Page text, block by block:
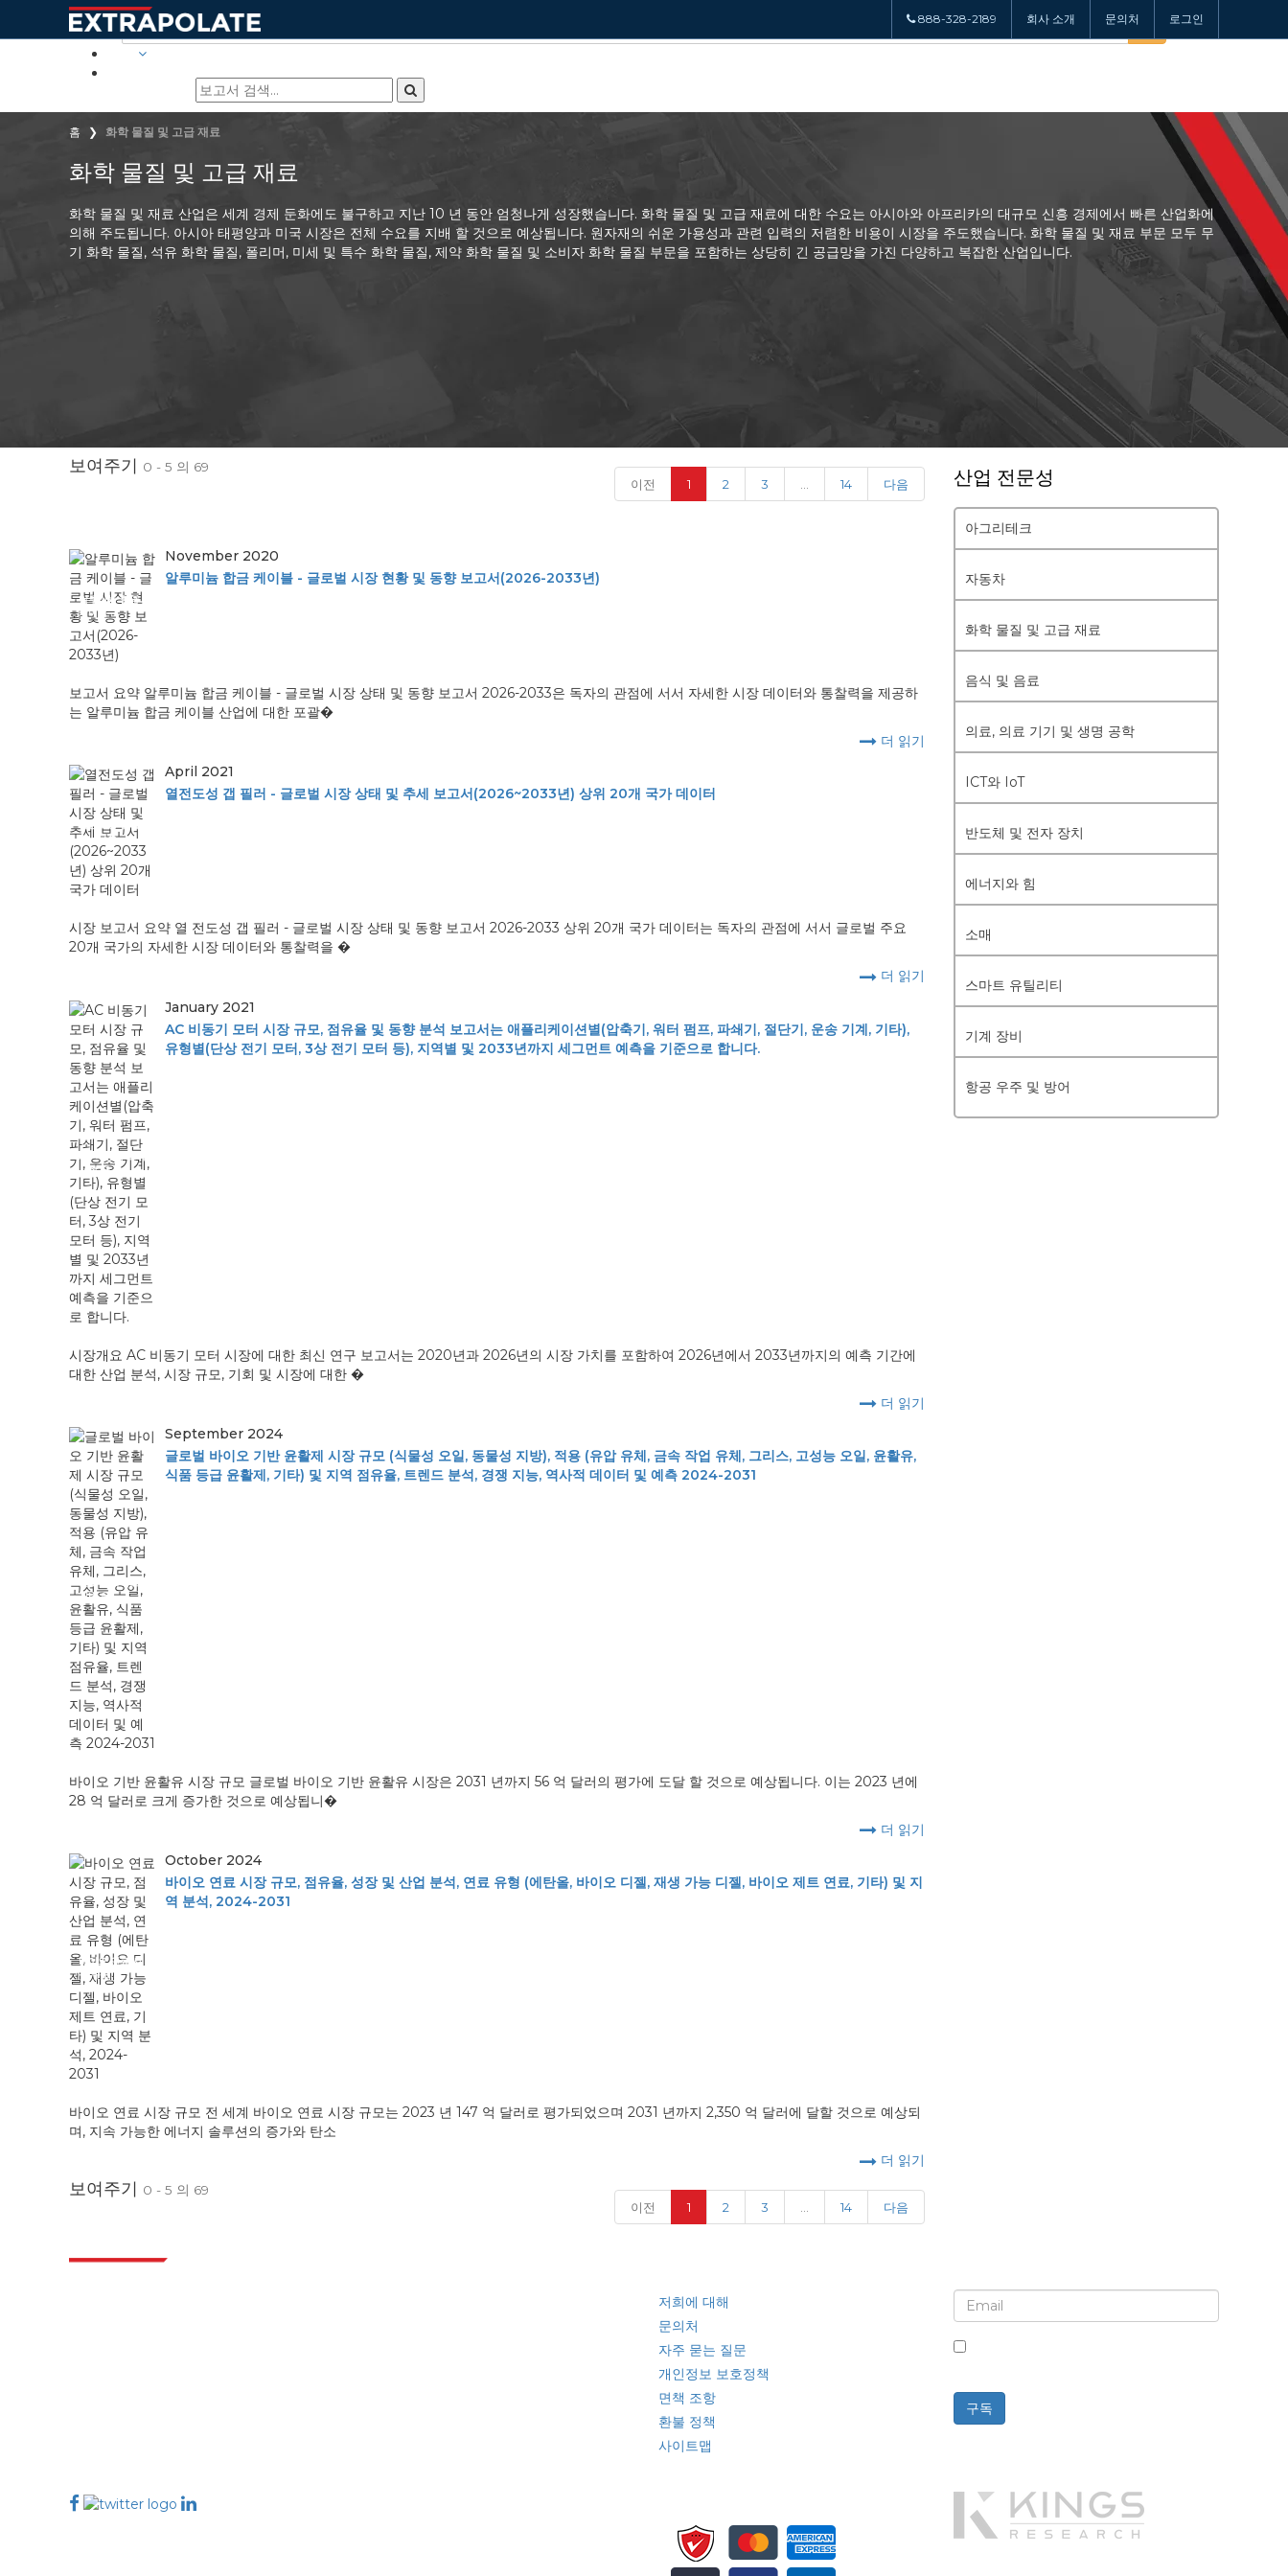
888-328-2189 회사 소개 문의처 로그인
홈 화학 물질 및 고급 재료
화학 물질 및 고급 재료
화학 물질 및 재료 산업은 세계 경제 둔화에도 불구하고 지난 10 년 동안 엄청나게 성장했습니다. 화학 물질 및 고급 재료에 대한 수요는 아시아와 아프리카의 대규모 신흥 경제에서 빠른 산업화에
의해 주도됩니다. 아시아 태평양과 미국 시장은 전체 수요를 지배 할 것으로 예상됩니다. 원자재의 쉬운 가용성과 관련 입력의 저렴한 비용이 시장을 주도했습니다. 화학 물질 및 재료 부문 모두 무
기 화학 물질, 석유 화학 물질, 폴리머, 미세 및 특수 화학 물질, 제약 화학 물질 및 소비자 화학 물질 부문을 포함하는 상당히 긴 공급망을 가진 다양하고 복잡한 산업입니다.
보여주기 0 - 5 의 69
이전
1(current)
2 3 14 다음
알루미늄 합금
케이블 ...
November 2020
알루미늄 합금 케이블 - 글로벌 시장 현황 및 동향 보고서(2026-2033년)
보고서 요약 알루미늄 합금 케이블 - 글로벌 시장 상태 및 동향 보고서 2026-2033은 독자의 관점에 서서 자세한 시장 데이터와 통찰력을 제공하
는 알루미늄 합금 케이블 산업에 대한 포괄�
더 읽기
열전도성 갭 필
러 - 글�...
April 2021
열전도성 갭 필러 - 글로벌 시장 상태 및 추세 보고서(2026~2033년) 상위 20개 국가 데이터
시장 보고서 요약 열 전도성 갭 필러 - 글로벌 시장 상태 및 동향 보고서 2026-2033 상위 20개 국가 데이터는 독자의 관점에 서서 글로벌 주요
20개 국가의 자세한 시장 데이터와 통찰력을 �
더 읽기
AC 비동기 모터
시장 규...
January 2021
AC 비동기 모터 시장 규모, 점유율 및 동향 분석 보고서는 애플리케이션별(압축기, 워터 펌프, 파쇄기, 절단기, 운송 기계, 기타),
유형별(단상 전기 모터, 3상 전기 모터 등), 지역별 및 2033년까지 세그먼트 예측을 기준으로 합니다.
시장개요 AC 비동기 모터 시장에 대한 최신 연구 보고서는 2020년과 2026년의 시장 가치를 포함하여 2026년에서 2033년까지의 예측 기간에
대한 산업 분석, 시장 규모, 기회 및 시장에 대한 �
더 읽기
글로벌 바이오
기반 윤...
September 2024
글로벌 바이오 기반 윤활제 시장 규모 (식물성 오일, 동물성 지방), 적용 (유압 유체, 금속 작업 유체, 그리스, 고성능 오일, 윤활유,
식품 등급 윤활제, 기타) 및 지역 점유율, 트렌드 분석, 경쟁 지능, 역사적 데이터 및 예측 2024-2031
바이오 기반 윤활유 시장 규모 글로벌 바이오 기반 윤활유 시장은 2031 년까지 56 억 달러의 평가에 도달 할 것으로 예상됩니다. 이는 2023 년에
28 억 달러로 크게 증가한 것으로 예상됩니�
더 읽기
바이오 연료 시
장 규모...
October 2024
바이오 연료 시장 규모, 점유율, 성장 및 산업 분석, 연료 유형 (에탄올, 바이오 디젤, 재생 가능 디젤, 바이오 제트 연료, 기타) 및 지
역 분석, 2024-2031
바이오 연료 시장 규모 전 세계 바이오 연료 시장 규모는 2023 년 147 억 달러로 평가되었으며 2031 년까지 2,350 억 달러에 달할 것으로 예상되
며, 지속 가능한 에너지 솔루션의 증가와 탄소
더 읽기
보여주기 0 - 5 의 69
이전
1(current)
2 3 14 다음
산업 전문성
아그리테크
자동차
화학 물질 및 고급 재료
음식 및 음료
의료, 의료 기기 및 생명 공학
ICT와 IoT
반도체 및 전자 장치
에너지와 힘
소매
스마트 유틸리티
기계 장비
항공 우주 및 방어
저희에 대해
문의처
자주 묻는 질문
개인정보 보호정책
면책 조항
환불 정책
사이트맵
구독